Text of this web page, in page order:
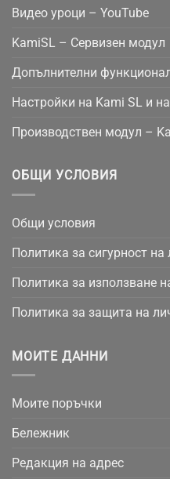
Видео уроци – YouTube
KamiSL – Сервизен модул
Допълнителни
Настройки на Kami SL и
Производствен модул –
ОБЩИ УСЛОВИЯ
Общи условия
Политика за сигурност на
Политика за използване
Политика за защита на
МОИТЕ ДАННИ
Моите поръчки
Бележник
Редакция на адрес